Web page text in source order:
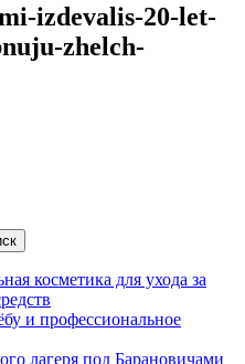
izdevalis-20-let-
zhelch-
косметика для ухода за
и профессиональное
лагеря под Барановичами